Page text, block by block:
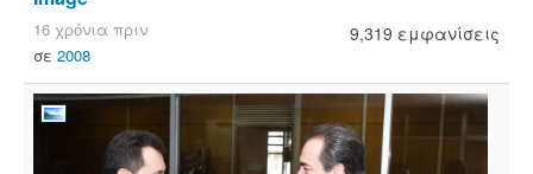
9,319 εμφανίσεις
16 χρόνια πριν
σε 2008